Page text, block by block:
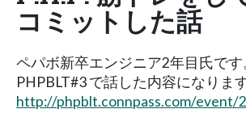
コミットした話
ペパボ新卒エンジニア2年目氏です
PHPBLT#3 で話した内容になります
http://phpblt.connpass.com/event/